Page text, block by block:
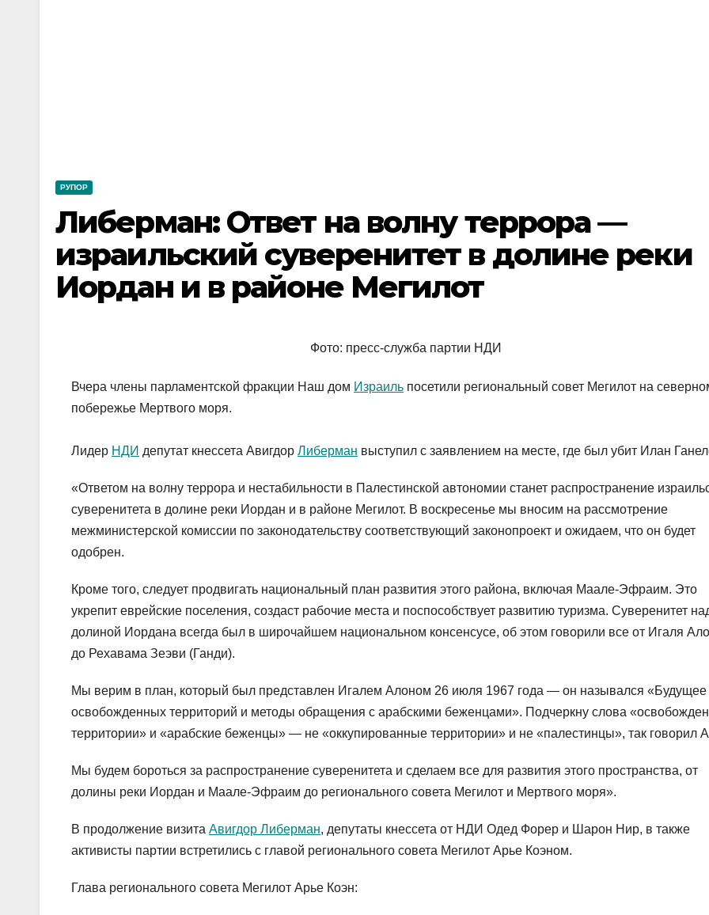
РУПОР
Либерман: Ответ на волну террора —
израильский суверенитет в долине реки
Иордан и в районе Мегилот
Фото: пресс-служба партии НДИ
Вчера члены парламентской фракции Наш дом Израиль посетили региональный совет Мегилот на
побережье Мертвого моря.
Лидер НДИ депутат кнессета Авигдор Либерман выступил с заявлением на месте, где был убит Илан
«Ответом на волну террора и нестабильности в Палестинской автономии станет распространение
суверенитета в долине реки Иордан и в районе Мегилот. В воскресенье мы вносим на рассмотрение
межминистерской комиссии по законодательству соответствующий законопроект и ожидаем, что он будет
одобрен.
Кроме того, следует продвигать национальный план развития этого района, включая Маале-Эфраим. Это
укрепит еврейские поселения, создаст рабочие места и поспособствует развитию туризма. Суверенитет
долиной Иордана всегда был в широчайшем национальном консенсусе, об этом говорили все от Игаля
до Рехавама Зеэви (Ганди).
Мы верим в план, который был представлен Игалем Алоном 26 июля 1967 года — он назывался «Будущее
освобожденных территорий и методы обращения с арабскими беженцами». Подчеркну слова
территории» и «арабские беженцы» — не «оккупированные территории» и не «палестинцы», так говорил
Мы будем бороться за распространение суверенитета и сделаем все для развития этого пространства, от
долины реки Иордан и Маале-Эфраим до регионального совета Мегилот и Мертвого моря».
В продолжение визита Авигдор Либерман, депутаты кнессета от НДИ Одед Форер и Шарон Нир, в также
активисты партии встретились с главой регионального совета Мегилот Арье Коэном.
Глава регионального совета Мегилот Арье Коэн: